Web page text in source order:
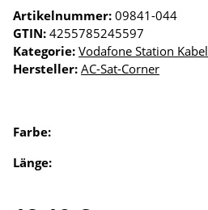
Artikelnummer: 09841-044
GTIN: 4255785245597
Kategorie: Vodafone Station Kabel
Hersteller: AC-Sat-Corner
Farbe:
Länge: